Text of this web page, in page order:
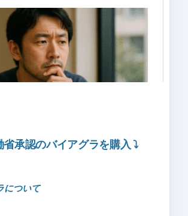
省承認のバイアグラを購入 ⤵
について